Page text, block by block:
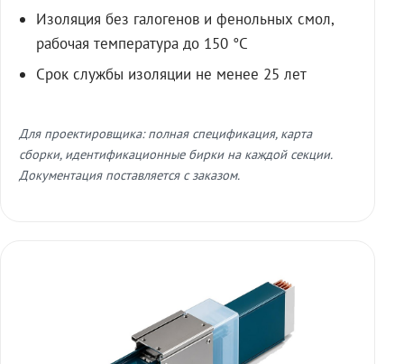
Изоляция без галогенов и фенольных смол,
рабочая температура до 150 °C
Срок службы изоляции не менее 25 лет
Для проектировщика: полная спецификация, карта
сборки, идентификационные бирки на каждой секции.
Документация поставляется с заказом.